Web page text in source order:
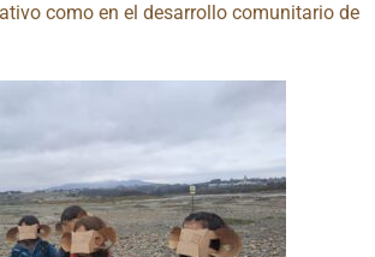
como en el desarrollo comunitario de